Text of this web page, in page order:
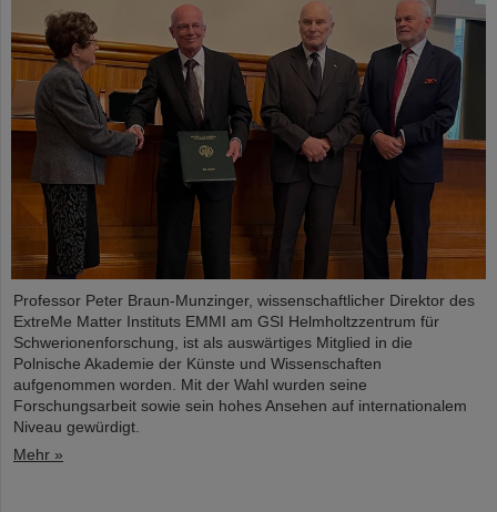
Professor Peter Braun-Munzinger, wissenschaftlicher Direktor des
ExtreMe Matter Instituts EMMI am GSI Helmholtzzentrum für
Schwerionenforschung, ist als auswärtiges Mitglied in die
Polnische Akademie der Künste und Wissenschaften
aufgenommen worden. Mit der Wahl wurden seine
Forschungsarbeit sowie sein hohes Ansehen auf internationalem
Niveau gewürdigt.
Mehr »